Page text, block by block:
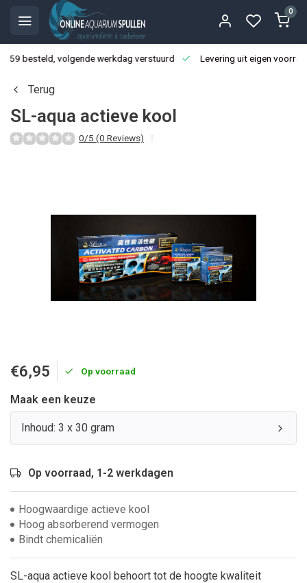
0
besteld, volgende werkdag verstuurd Levering uit eigen
Terug
SL-aqua actieve kool
0/5 (0 Reviews)
€6,95 Op voorraad
Maak een keuze
Inhoud: 3 x 30 gram
Op voorraad, 1-2 werkdagen
Hoogwaardige actieve kool
Hoog absorberend vermogen
Bindt chemicaliën
SL-aqua actieve kool behoort tot de hoogte kwaliteit